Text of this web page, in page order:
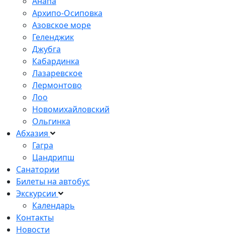
Архипо-Осиповка
Азовское море
Геленджик
Джубга
Кабардинка
Лазаревское
Лермонтово
Лоо
Новомихайловский
Ольгинка
Абхазия
Гагра
Цандрипш
Санатории
Билеты на автобус
Экскурсии
Календарь
Контакты
Новости